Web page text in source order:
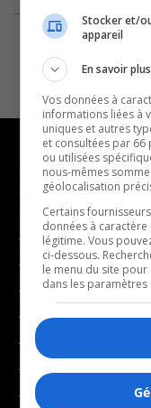
NOUVELLES
- Affaires municipales
- Communauté / Social
- Culture
- Économie
- Éducation
- Environnement
- Faits divers
Stocker et/
appareil
En savoir plus
Vos données à
informations liées à
uniques et autres
et consultées par 66
ou utilisées
nous-mêmes
géolocalisation
Certains
données à
légitime. Vous
ci-dessous.
le menu du site
dans les